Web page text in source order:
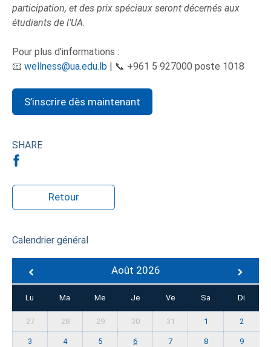
participation, et des prix spéciaux seront décernés aux
étudiants de l’UA.
Pour plus d’informations :
📧 wellness@ua.edu.lb | 📞 +961 5 927000 poste 1018
S’inscrire dès maintenant
SHARE
Retour
Calendrier général
Août 2026
Lu Ma Me Je Ve Sa Di
27 28 29 30 31 1 2
3 4 5 6 7 8 9